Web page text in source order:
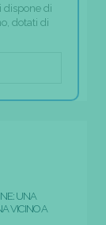
dispone di
dotati di
UNA
VICINO A